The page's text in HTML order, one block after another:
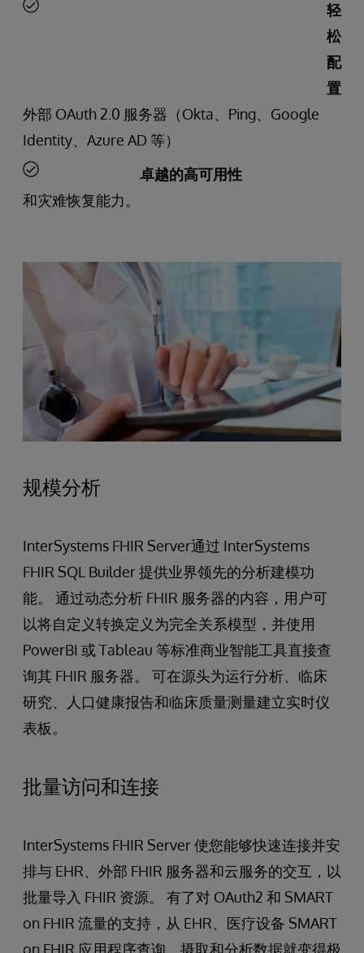
轻
松
配
置
外部 OAuth 2.0 服务器（Okta、Ping、Google
Identity、Azure AD 等）
卓越的高可用性
和灾难恢复能力。
规模分析
InterSystems FHIR Server通过 InterSystems
FHIR SQL Builder 提供业界领先的分析建模功
能。 通过动态分析 FHIR 服务器的内容，用户可
以将自定义转换定义为完全关系模型，并使用
PowerBI 或 Tableau 等标准商业智能工具直接查
询其 FHIR 服务器。 可在源头为运行分析、临床
研究、人口健康报告和临床质量测量建立实时仪
表板。
批量访问和连接
InterSystems FHIR Server 使您能够快速连接并安
排与 EHR、外部 FHIR 服务器和云服务的交互，以
批量导入 FHIR 资源。 有了对 OAuth2 和 SMART
on FHIR 流量的支持，从 EHR、医疗设备 SMART
on FHIR 应用程序查询、摄取和分析数据就变得极